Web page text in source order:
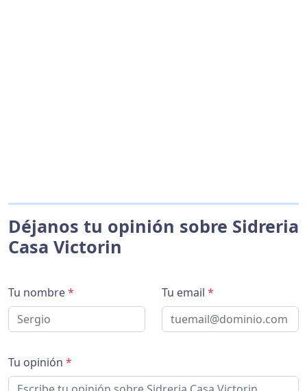
Déjanos tu opinión sobre Sidreria
Casa Victorin
Tu nombre* Tu email *
Tu opinión *